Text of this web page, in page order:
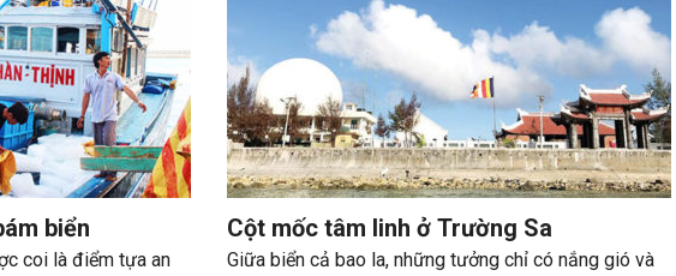
biển
coi là điểm tựa an
Cột mốc tâm linh ở Trường Sa
Giữa biển cả bao la, những tưởng chỉ có nắng gió và